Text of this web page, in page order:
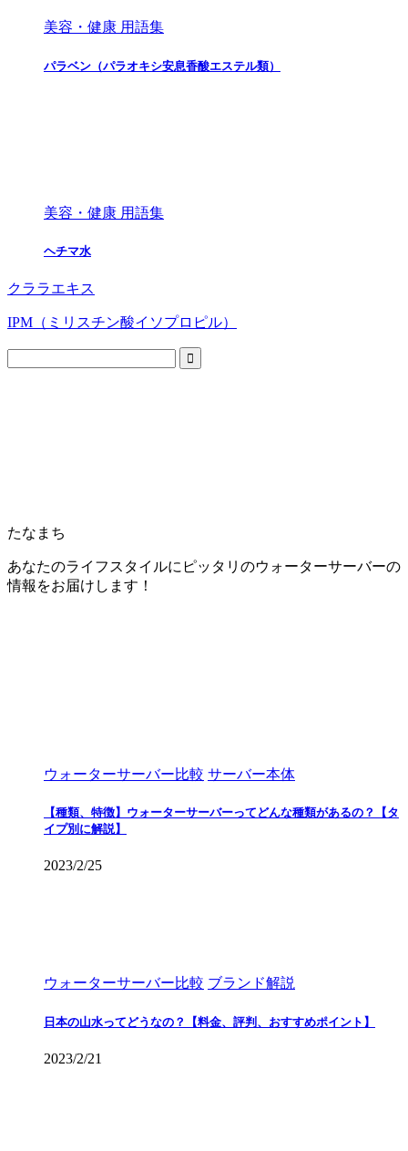
美容・健康 用語集
パラベン（パラオキシ安息香酸エステル類）
美容・健康 用語集
ヘチマ水
クララエキス
IPM（ミリスチン酸イソプロピル）
たなまち
あなたのライフスタイルにピッタリのウォーターサーバーの
情報をお届けします！
ウォーターサーバー比較 サーバー本体
【種類、特徴】ウォーターサーバーってどんな種類があるの？【タ
イプ別に解説】
2023/2/25
ウォーターサーバー比較 ブランド解説
日本の山水ってどうなの？【料金、評判、おすすめポイント】
2023/2/21